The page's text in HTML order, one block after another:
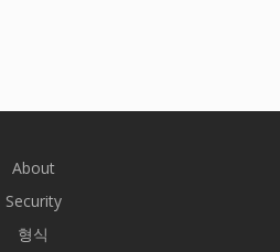
About
Security
형식